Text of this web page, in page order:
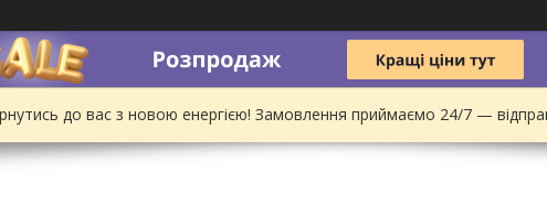
до вас з новою енергією! Замовлення приймаємо 24/7 —